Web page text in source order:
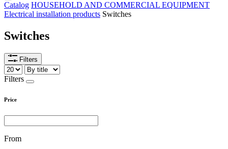
Catalog HOUSEHOLD AND COMMERCIAL EQUIPMENT
Electrical installation products Switches
Switches
Filters
Filters
Price
From